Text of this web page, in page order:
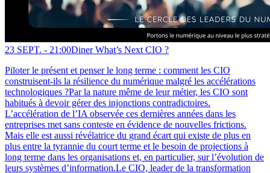
23 SEPT. - 21:00Diner What’s Next CIO ?
Piloter le présent et penser le long terme : comment les CIO
construisent-ils la résilience du numérique malgré les accélérations
technologiques ?Par la nature même de leur métier, les CIO sont
habitués à devoir gérer des injonctions contradictoires.
L’accélération de l’IA observée ces dernières années dans les
entreprises met sans conteste en évidence de nouvelles frictions.
Mais elle est aussi révélatrice du grand écart qui existe de plus en
plus entre la tyrannie du court terme et le besoin de projections à
long terme dans les organisations et, en particulier, sur l’évolution de
leurs systèmes d’information.Le CIO, leader de la transformation